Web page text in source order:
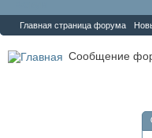
Главная страница форума
Сообщение